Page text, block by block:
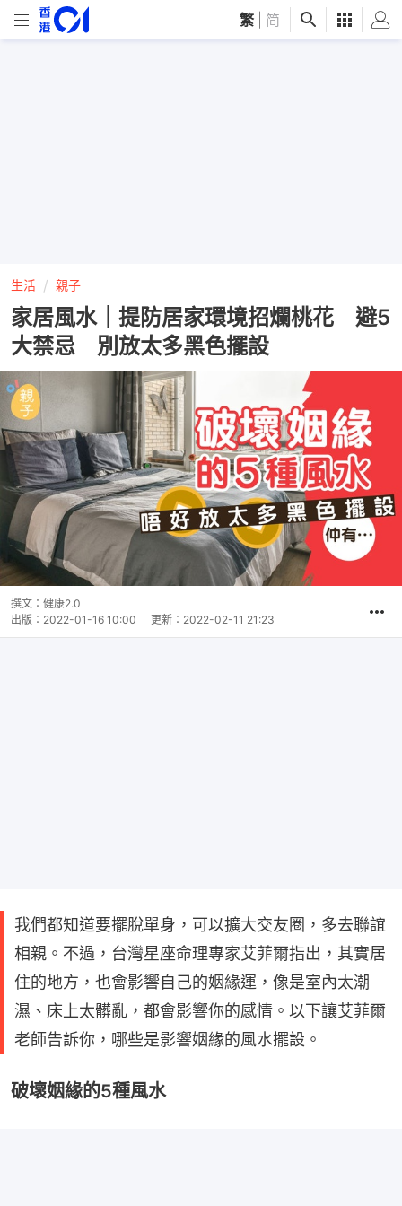
繁 简
生活 親子
家居風水｜提防居家環境招爛桃花 避5
大禁忌 別放太多黑色擺設
撰文： 健康2.0
出版： 2022-01-16 10:00 更新： 2022-02-11 21:23
我們都知道要擺脫單身，可以擴大交友圈，多去聯誼
相親。不過，台灣星座命理專家艾菲爾指出，其實居
住的地方，也會影響自己的姻緣運，像是室內太潮
濕、床上太髒亂，都會影響你的感情。以下讓艾菲爾
老師告訴你，哪些是影響姻緣的風水擺設。
破壞姻緣的5種風水